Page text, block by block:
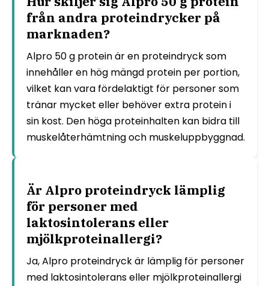
från andra proteindrycker på
marknaden?
Alpro 50 g protein är en proteindryck som
innehåller en hög mängd protein per portion,
vilket kan vara fördelaktigt för personer som
tränar mycket eller behöver extra protein i
sin kost. Den höga proteinhalten kan bidra till
muskelåterhämtning och muskeluppbyggnad.
Är Alpro proteindryck lämplig
för personer med
laktosintolerans eller
mjölkproteinallergi?
Ja, Alpro proteindryck är lämplig för personer
med laktosintolerans eller mjölkproteinallergi